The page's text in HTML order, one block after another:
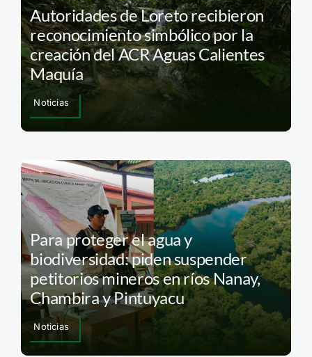
Autoridades de Loreto recibieron
reconocimiento simbólico por la
creación del ACR Aguas Calientes
Maquía
Noticias
Para proteger el agua y
biodiversidad: piden suspender
petitorios mineros en ríos Nanay,
Chambira y Pintuyacu
Noticias